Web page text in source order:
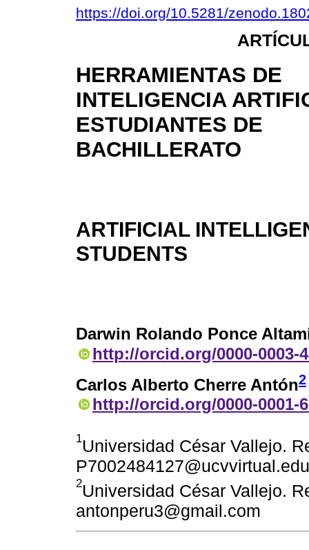
https://doi.org/10.5281/
HERRAMIENTAS DE
INTELIGENCIA
ESTUDIANTES DE
BACHILLERATO
ARTIFICIAL
STUDENTS
Darwin Rolando Ponce
http://orcid.org/0000-0003-
Carlos Alberto Cherre Antón2
http://orcid.org/0000-0001-
1Universidad César Vallejo.
2Universidad César Vallejo.
antonperu3@gmail.com